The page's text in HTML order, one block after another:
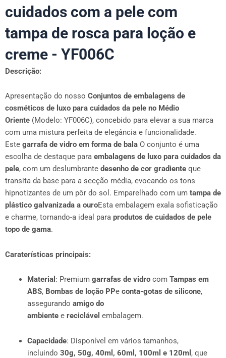
cuidados com a pele com
tampa de rosca para loção e
creme - YF006C
Descrição:
Apresentação do nosso Conjuntos de embalagens de
cosméticos de luxo para cuidados da pele no Médio
Oriente (Modelo: YF006C), concebido para elevar a sua marca
com uma mistura perfeita de elegância e funcionalidade.
Este garrafa de vidro em forma de bala O conjunto é uma
escolha de destaque para embalagens de luxo para cuidados da
pele, com um deslumbrante desenho de cor gradiente que
transita da base para a secção média, evocando os tons
hipnotizantes de um pôr do sol. Emparelhado com um tampa de
plástico galvanizada a ouroEsta embalagem exala sofisticação
e charme, tornando-a ideal para produtos de cuidados de pele
topo de gama.
Caraterísticas principais:
Material : Premium garrafas de vidrocom Tampas em
ABS, Bombas de loção PPe conta-gotas de silicone,
assegurando amigo do
ambientee reciclável embalagem.
Capacidade: Disponível em vários tamanhos,
incluindo 30g, 50g, 40ml, 60ml, 100ml e 120ml , que